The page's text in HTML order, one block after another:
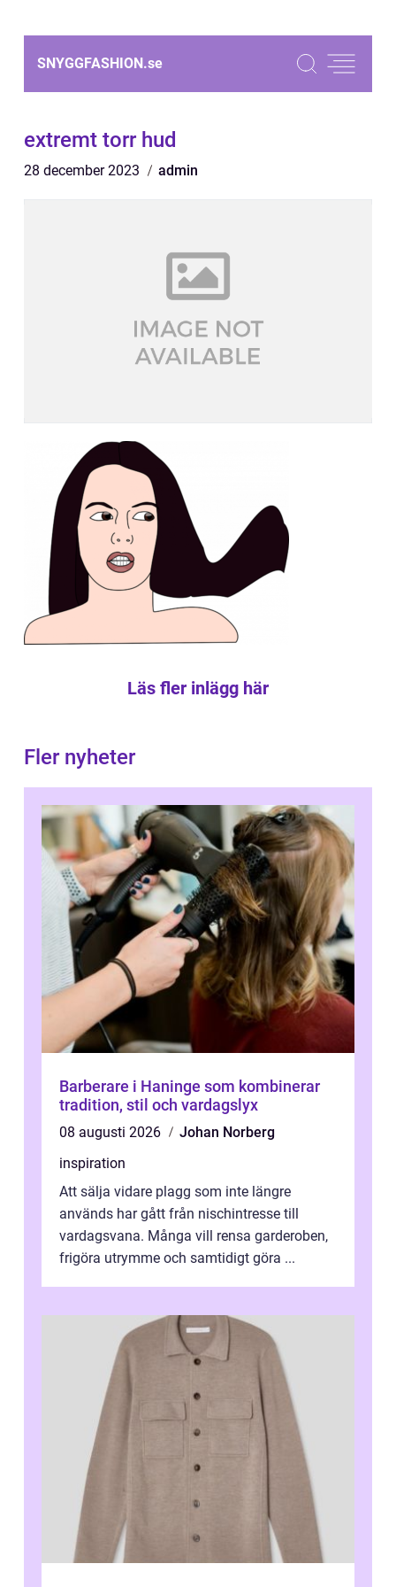
SNYGGFASHION.se
extremt torr hud
28 december 2023 admin
Läs fler inlägg här
Fler nyheter
Barberare i Haninge som kombinerar
tradition, stil och vardagslyx
08 augusti 2026
Johan Norberg
inspiration
Att sälja vidare plagg som inte längre
används har gått från nischintresse till
vardagsvana. Många vill rensa garderoben,
frigöra utrymme och samtidigt göra ...